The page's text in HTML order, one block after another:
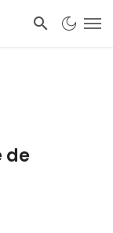
de